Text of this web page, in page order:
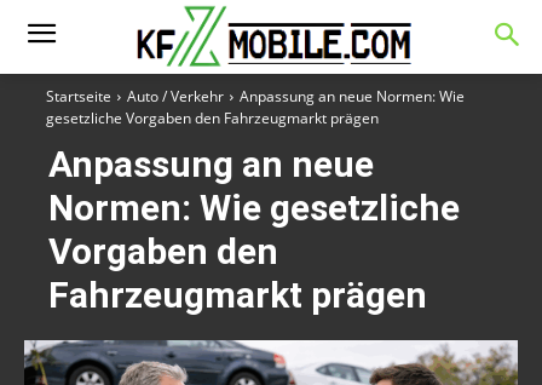
Startseite Auto / Verkehr
Anpassung an neue Normen: Wie
gesetzliche Vorgaben den Fahrzeugmarkt prägen
Anpassung an neue
Normen: Wie gesetzliche
Vorgaben den
Fahrzeugmarkt prägen